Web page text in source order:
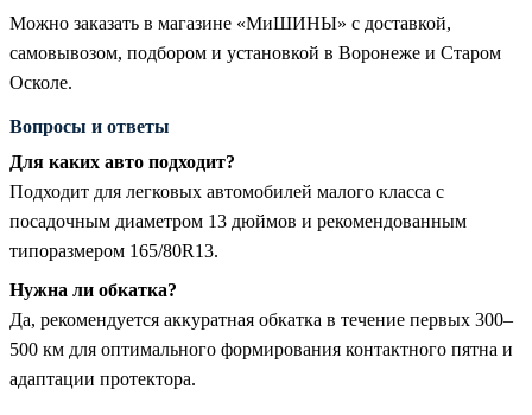
Можно заказать в магазине «МиШИНЫ» с доставкой,
самовывозом, подбором и установкой в Воронеже и Старом
Осколе.
Вопросы и ответы
Для каких авто подходит?
Подходит для легковых автомобилей малого класса с
посадочным диаметром 13 дюймов и рекомендованным
типоразмером 165/80R13.
Нужна ли обкатка?
Да, рекомендуется аккуратная обкатка в течение первых 300–
500 км для оптимального формирования контактного пятна и
адаптации протектора.